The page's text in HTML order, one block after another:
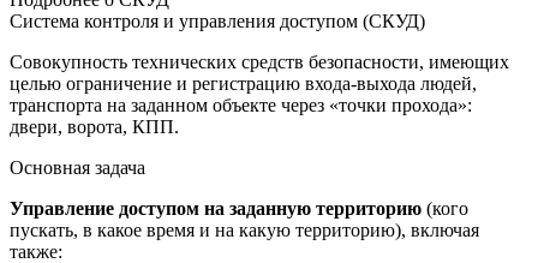
Система контроля и управления доступом (СКУД)
Совокупность технических средств безопасности, имеющих
целью ограничение и регистрацию входа-выхода людей,
транспорта на заданном объекте через «точки прохода»:
двери, ворота, КПП.
Основная задача
Управление доступом на заданную территорию (кого
пускать, в какое время и на какую территорию), включая
также: